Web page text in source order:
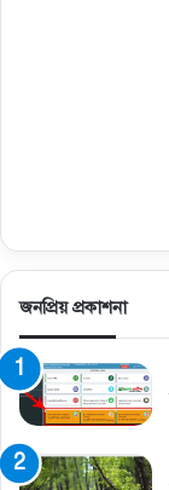
জনপ্রিয় প্রকাশনা